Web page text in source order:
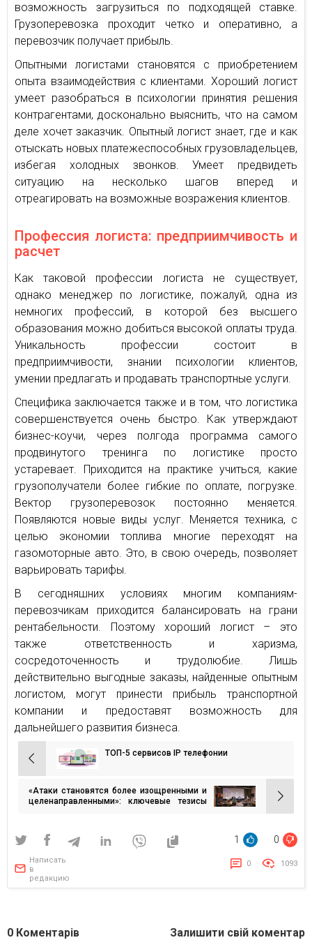
возможность загрузиться по подходящей ставке.
Грузоперевозка проходит четко и оперативно, а
перевозчик получает прибыль.
Опытными логистами становятся с приобретением
опыта взаимодействия с клиентами. Хороший логист
умеет разобраться в психологии принятия решения
контрагентами, досконально выяснить, что на самом
деле хочет заказчик. Опытный логист знает, где и как
отыскать новых платежеспособных грузовладельцев,
избегая холодных звонков. Умеет предвидеть
ситуацию на несколько шагов вперед и
отреагировать на возможные возражения клиентов.
Профессия логиста: предприимчивость и
расчет
Как таковой профессии логиста не существует,
однако менеджер по логистике, пожалуй, одна из
немногих профессий, в которой без высшего
образования можно добиться высокой оплаты труда.
Уникальность профессии состоит в
предприимчивости, знании психологии клиентов,
умении предлагать и продавать транспортные услуги.
Специфика заключается также и в том, что логистика
совершенствуется очень быстро. Как утверждают
бизнес-коучи, через полгода программа самого
продвинутого тренинга по логистике просто
устаревает. Приходится на практике учиться, какие
грузополучатели более гибкие по оплате, погрузке.
Вектор грузоперевозок постоянно меняется.
Появляются новые виды услуг. Меняется техника, с
целью экономии топлива многие переходят на
газомоторные авто. Это, в свою очередь, позволяет
варьировать тарифы.
В сегодняшних условиях многим компаниям-
перевозчикам приходится балансировать на грани
рентабельности. Поэтому хороший логист – это
также ответственность и харизма,
сосредоточенность и трудолюбие. Лишь
действительно выгодные заказы, найденные опытным
логистом, могут принести прибыль транспортной
компании и предоставят возможность для
дальнейшего развития бизнеса.
Навигация
по
записям
ТОП-5 сервисов IP телефонии
«Атаки становятся более изощренными и
целенаправленными»: ключевые тезисы
1 0
Написать
в
редакцию
0 1093
0 Коментарів Залишити свій коментар